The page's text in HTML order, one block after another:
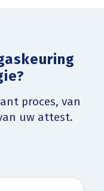
proces, van
uw attest.